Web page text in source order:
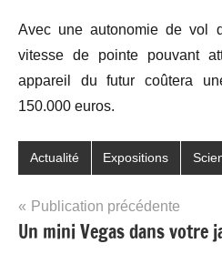
Avec une autonomie de vol
vitesse de pointe pouvant
appareil du futur coûtera
150.000 euros.
Actualité Expositions
Navigation
de
Publication précédente
Un mini Vegas dans votre